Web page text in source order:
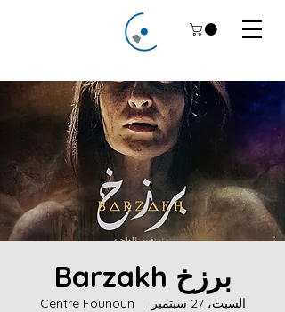
برزخ Barzakh
السبت، 27 سبتمبر
  |
Centre Founoun